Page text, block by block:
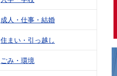
成人・仕事・結婚
住まい・引っ越し
ごみ・環境